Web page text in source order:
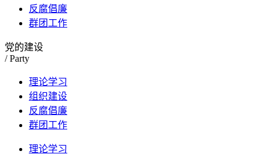
反腐倡廉
群团工作
党的建设
/ Party
理论学习
组织建设
反腐倡廉
群团工作
理论学习